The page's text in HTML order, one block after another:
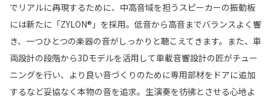
でリアルに再現するために、中高音域を担うスピーカーの振動板
には新たに「ZYLON®」を採用。低音から高音までバランスよく響
き、一つひとつの楽器の音がしっかりと聴こえてきます。また、車
両設計の段階から3Dモデルを活用して車載音響設計の匠がチュー
ニングを行い、より良い音づくりのために専用部材をドアに追加
するなど妥協なく本物の音を追求。生演奏を彷彿とさせる心地よ